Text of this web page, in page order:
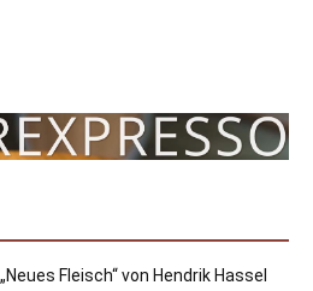
Fleisch“ von Hendrik Hassel